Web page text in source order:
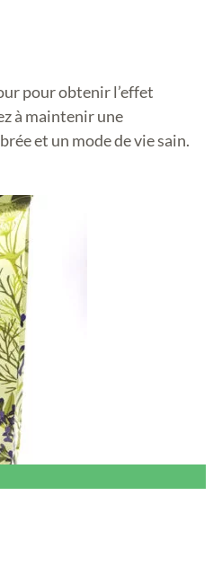
pour obtenir l’effet
à maintenir une
et un mode de vie sain.